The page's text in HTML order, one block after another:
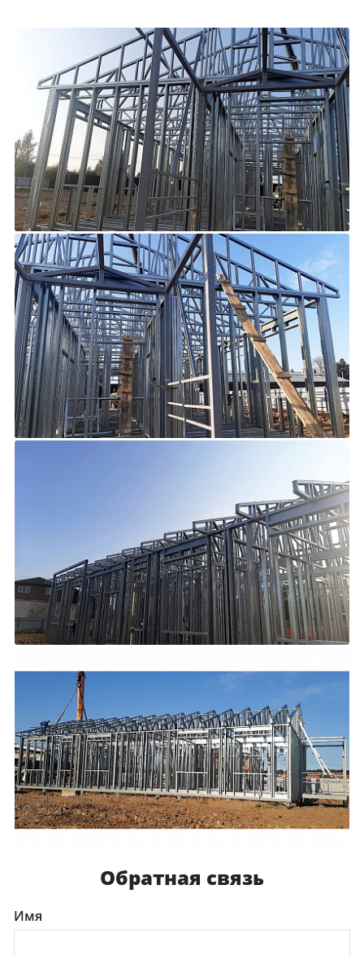
Обратная связь
Имя